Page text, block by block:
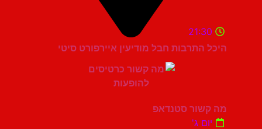
היכל התרבות חבל מודיעין איירפורט סיטי
21:30
מה קשור סטנדאפ
יום ג'